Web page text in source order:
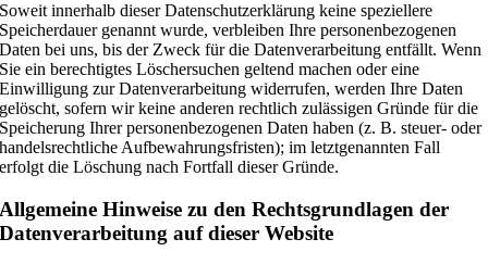
Soweit innerhalb dieser Datenschutzerklärung keine speziellere
Speicherdauer genannt wurde, verbleiben Ihre personenbezogenen
Daten bei uns, bis der Zweck für die Datenverarbeitung entfällt. Wenn
Sie ein berechtigtes Löschersuchen geltend machen oder eine
Einwilligung zur Datenverarbeitung widerrufen, werden Ihre Daten
gelöscht, sofern wir keine anderen rechtlich zulässigen Gründe für die
Speicherung Ihrer personenbezogenen Daten haben (z. B. steuer- oder
handelsrechtliche Aufbewahrungsfristen); im letztgenannten Fall
erfolgt die Löschung nach Fortfall dieser Gründe.
Allgemeine Hinweise zu den Rechtsgrundlagen der
Datenverarbeitung auf dieser Website